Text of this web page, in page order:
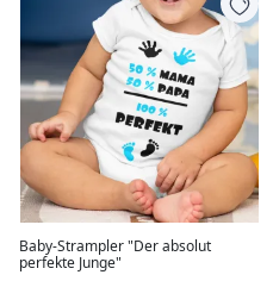
Baby-Strampler "Der absolut
perfekte Junge"